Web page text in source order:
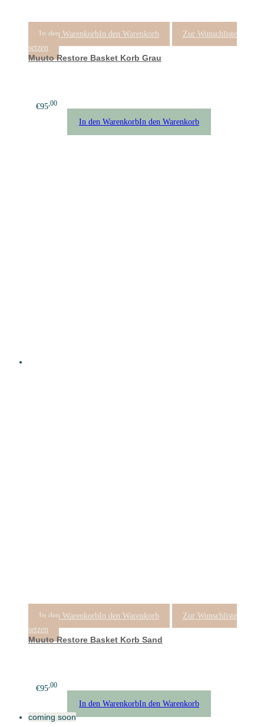
In den Warenkorb In den Warenkorb
Zur Wunschliste
setzen
Muuto Restore Basket Korb Grau
€95,00
In den WarenkorbIn den Warenkorb
In den Warenkorb In den Warenkorb
Zur Wunschliste
setzen
Muuto Restore Basket Korb Sand
€95,00
In den WarenkorbIn den Warenkorb
coming soon